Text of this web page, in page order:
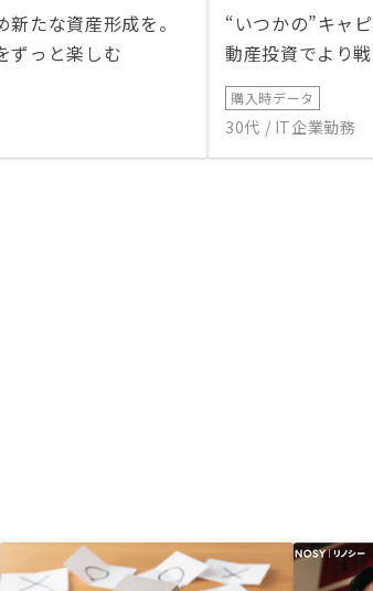
たな資産形成を。
ずっと楽しむ
“いつかの”キャ
動産投資でより
購入時データ
30代 / IT企業勤務